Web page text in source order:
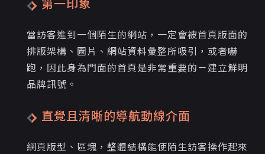
第一印象
當訪客進到一個陌生的網站，一定會被首頁版面的
排版架構、圖片、網站資料彙整所吸引，或者嚇
跑，因此身為門面的首頁是非常重要的－建立鮮明
品牌訊號 。
直覺且清晰的導航動線介面
網頁版型、區塊，整體結構能使陌生訪客操作起來